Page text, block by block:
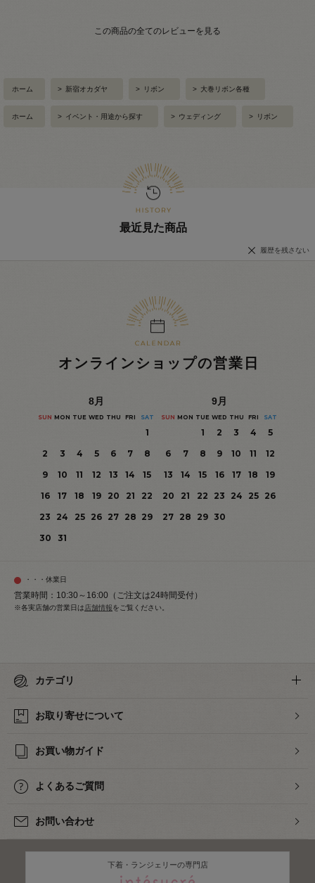
この商品の全てのレビューを見る
ホーム > 新宿オカダヤ > リボン > 大巻リボン各種
ホーム > イベント・用途から探す > ウェディング > リボン
最近見た商品
履歴を残さない
オンラインショップの営業日
8月
SUN MON TUE WED THU FRI SAT
1
2
3 4 5 6 7
8
9
10 11 12 13 14
15
16
17 18 19 20 21
22
23
24 25 26 27 28 29
30
31
9月
SUN MON TUE WED THU FRI SAT
1 2 3 4
5
6
7 8 9 10 11
12
13
14 15 16 17 18
19
20
21 22 23 24 25
26
27 28 29 30
・・・休業日
営業時間：10:30～16:00（ご注文は24時間受付）
※各実店舗の営業日は店舗情報をご覧ください。
カテゴリ
お取り寄せについて
お買い物ガイド
よくあるご質問
お問い合わせ
下着・ランジェリーの専門店